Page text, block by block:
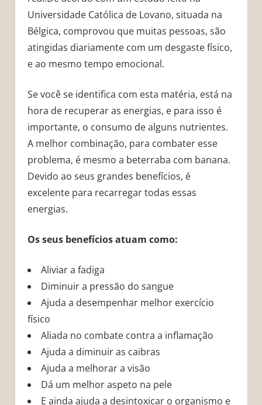
Universidade Católica de Lovano, situada na
Bélgica, comprovou que muitas pessoas, são
atingidas diariamente com um desgaste físico,
e ao mesmo tempo emocional.
Se você se identifica com esta matéria, está na
hora de recuperar as energias, e para isso é
importante, o consumo de alguns nutrientes.
A melhor combinação, para combater esse
problema, é mesmo a beterraba com banana.
Devido ao seus grandes benefícios, é
excelente para recarregar todas essas
energias.
Os seus benefícios atuam como:
Aliviar a fadiga
Diminuir a pressão do sangue
Ajuda a desempenhar melhor exercício
físico
Aliada no combate contra a inflamação
Ajuda a diminuir as caibras
Ajuda a melhorar a visão
Dá um melhor aspeto na pele
E ainda ajuda a desintoxicar o organismo e